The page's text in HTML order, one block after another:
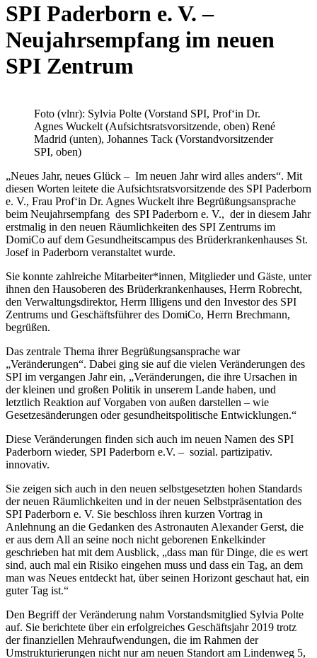
SPI Paderborn e. V. –
Neujahrsempfang im neuen
SPI Zentrum
Foto (vlnr): Sylvia Polte (Vorstand SPI, Prof‘in Dr.
Agnes Wuckelt (Aufsichtsratsvorsitzende, oben) René
Madrid (unten), Johannes Tack (Vorstandvorsitzender
SPI, oben)
„Neues Jahr, neues Glück – Im neuen Jahr wird alles anders“. Mit
diesen Worten leitete die Aufsichtsratsvorsitzende des SPI Paderborn
e. V., Frau Prof‘in Dr. Agnes Wuckelt ihre Begrüßungsansprache
beim Neujahrsempfang des SPI Paderborn e. V., der in diesem Jahr
erstmalig in den neuen Räumlichkeiten des SPI Zentrums im
DomiCo auf dem Gesundheitscampus des Brüderkrankenhauses St.
Josef in Paderborn veranstaltet wurde.
Sie konnte zahlreiche Mitarbeiter*innen, Mitglieder und Gäste, unter
ihnen den Hausoberen des Brüderkrankenhauses, Herrn Robrecht,
den Verwaltungsdirektor, Herrn Illigens und den Investor des SPI
Zentrums und Geschäftsführer des DomiCo, Herrn Brechmann,
begrüßen.
Das zentrale Thema ihrer Begrüßungsansprache war
„Veränderungen“. Dabei ging sie auf die vielen Veränderungen des
SPI im vergangen Jahr ein, „Veränderungen, die ihre Ursachen in
der kleinen und großen Politik in unserem Lande haben, und
letztlich Reaktion auf Vorgaben von außen darstellen – wie
Gesetzesänderungen oder gesundheitspolitische Entwicklungen.“
Diese Veränderungen finden sich auch im neuen Namen des SPI
Paderborn wieder, SPI Paderborn e.V. – sozial. partizipativ.
innovativ.
Sie zeigen sich auch in den neuen selbstgesetzten hohen Standards
der neuen Räumlichkeiten und in der neuen Selbstpräsentation des
SPI Paderborn e. V. Sie beschloss ihren kurzen Vortrag in
Anlehnung an die Gedanken des Astronauten Alexander Gerst, die
er aus dem All an seine noch nicht geborenen Enkelkinder
geschrieben hat mit dem Ausblick, „dass man für Dinge, die es wert
sind, auch mal ein Risiko eingehen muss und dass ein Tag, an dem
man was Neues entdeckt hat, über seinen Horizont geschaut hat, ein
guter Tag ist.“
Den Begriff der Veränderung nahm Vorstandsmitglied Sylvia Polte
auf. Sie berichtete über ein erfolgreiches Geschäftsjahr 2019 trotz
der finanziellen Mehraufwendungen, die im Rahmen der
Umstrukturierungen nicht nur am neuen Standort am Lindenweg 5,